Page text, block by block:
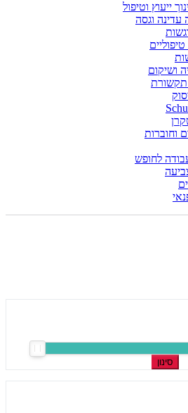
ייעוץ וטיפול
עדינה וגסה
ושיקום
תקשורת
וחוברות
לחופש
סינון